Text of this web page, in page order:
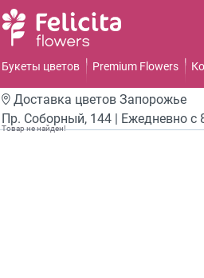
Букеты цветов Premium Flowers
Доставка цветов Запорожье
Пр. Соборный, 144 | Ежедневно с
Товар не найден!